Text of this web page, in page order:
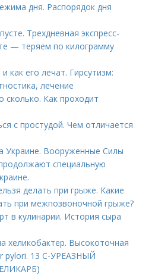
дня. Распорядок дня
Трехдневная экспресс-
— теряем по килограмму
как его лечат. Гирсутизм:
лечение
сколько. Как проходит
с простудой. Чем отличается
Украине. Вооруженные Силы
специальную
делать при грыже. Какие
при межпозвоночной грыже?
в кулинарии. История сыра
хеликобактер. Высокоточная
pylori. 13 C-УРЕАЗНЫЙ